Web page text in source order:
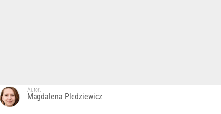
Autor:
Magdalena Pledziewicz